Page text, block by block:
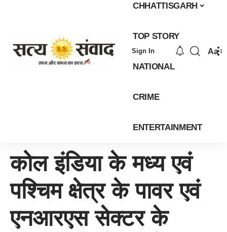
CHHATTISGARH
TOP STORY
NATIONAL
CRIME
ENTERTAINMENT
Sign In Aa
कोल इंडिया के मध्य एवं
पश्चिम क्षेत्र के पावर एवं
एनआरएस सेक्टर के